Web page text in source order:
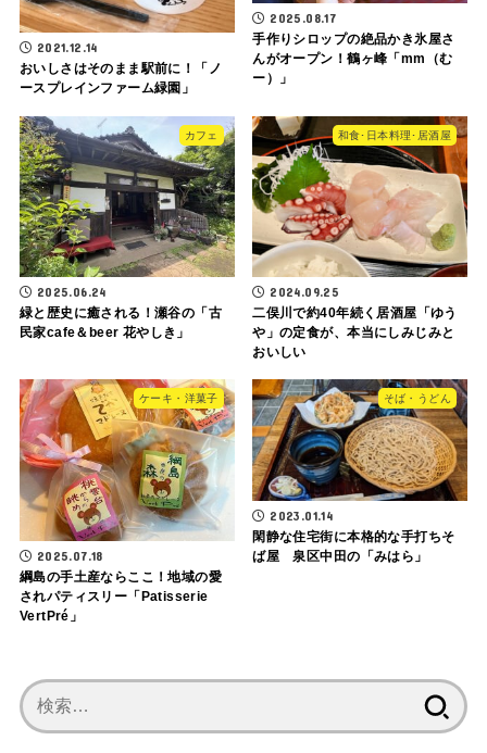
2021.12.14
おいしさはそのまま駅前に！「ノ
ースプレインファーム緑園」
2025.08.17
手作りシロップの絶品かき氷屋さ
んがオープン！鶴ヶ峰「mm（む
ー）」
カフェ
2025.06.24
緑と歴史に癒される！瀬谷の「古
民家cafe＆beer 花やしき」
和食･日本料理･居酒屋
2024.09.25
二俣川で約40年続く居酒屋「ゆう
や」の定食が、本当にしみじみと
おいしい
ケーキ・洋菓子
2025.07.18
綱島の手土産ならここ！地域の愛
されパティスリー「Patisserie
VertPré」
そば・うどん
2023.01.14
閑静な住宅街に本格的な手打ちそ
ば屋 泉区中田の「みはら」
索: